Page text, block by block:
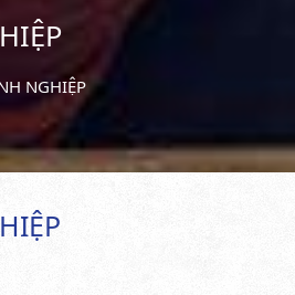
NGHIỆP